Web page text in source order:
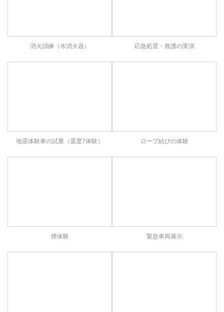
消火訓練（水消火器） 応急処置・救護の実演
地震体験車の試乗（震度7体験） ロープ結びの体験
煙体験 緊急車両展示